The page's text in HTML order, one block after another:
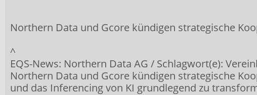
Northern Data und Gcore kündigen strategische
^
EQS-News: Northern Data AG / Schlagwort(e):
Northern Data und Gcore kündigen strategische
und das Inferencing von KI grundlegend zu